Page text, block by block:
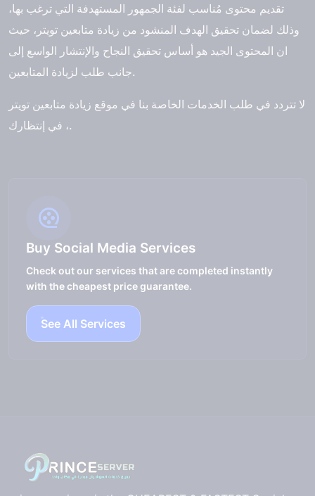
تقديم محتوى مُناسب لفئة الجمهور المستهدفة التي ترغب بها،
وذلك لضمان تحقيق الهدف المنشود من زيادة متابعين تويتر، حيث
ان المحتوى الجيد هو أساس تحقيق النجاح والإنتشار الواسع إلى
جانب طلب لزيادة المتابعين.
لا تتردد في طلب الخدمات الخاصة بنا في موقع زيادة متابعين تويتر
، في إنتظارك.
Buy Social Media Services
Check out our services that are completed instantly
with the cheapest price guarantee.
See All Services